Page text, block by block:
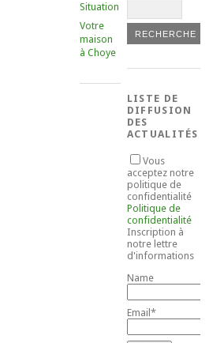
Situation
Votre
maison
à Choye
LISTE DE
DIFFUSION
DES
ACTUALITÉS
Vous
acceptez notre
politique de
confidentialité
Politique de
confidentialité
Inscription à
notre lettre
d'informations
Name
Email*